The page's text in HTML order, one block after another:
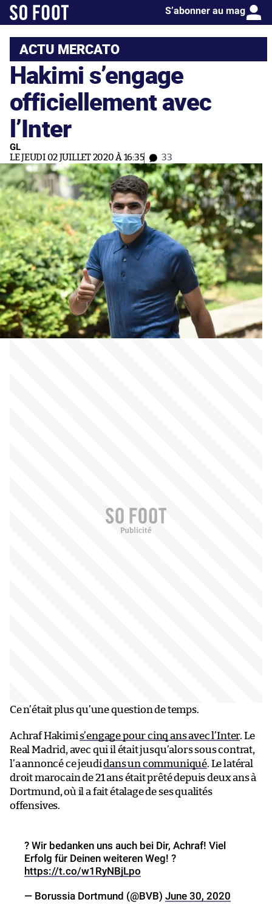
S’abonner au mag
ACTU MERCATO
Hakimi s’engage
officiellement avec
l’Inter
GL
LE JEUDI 02 JUILLET 2020 À 16:35 33
Ce n’était plus qu’une question de temps.
Achraf Hakimi s’engage pour cinq ans avec l’Inter. Le
Real Madrid, avec qui il était jusqu’alors sous contrat,
l’a annoncé ce jeudidans un communiqué. Le latéral
droit marocain de 21 ans était prêté depuis deux ans à
Dortmund, où il a fait étalage de ses qualités
offensives.
? Wir bedanken uns auch bei Dir, Achraf! Viel
Erfolg für Deinen weiteren Weg! ?
https://t.co/w1RyNBjLpo
— Borussia Dortmund (@BVB) June 30, 2020